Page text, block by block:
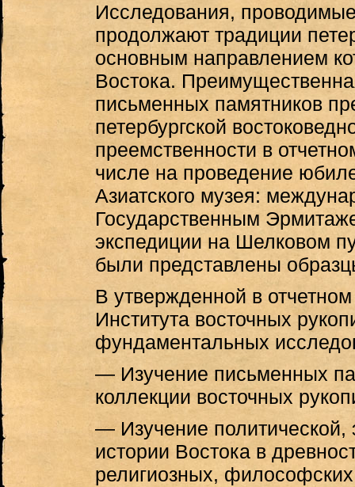
Исследования,
продолжают традиции
основным направлением
Востока.
письменных памятников
петербургской
преемственности в
числе на проведение
Азиатского музея:
Государственным
экспедиции на Шелковом
были представлены
В утвержденной в
Института восточных
фундаментальных
— Изучение письменных
коллекции восточных
— Изучение политической,
истории Востока в
религиозных,